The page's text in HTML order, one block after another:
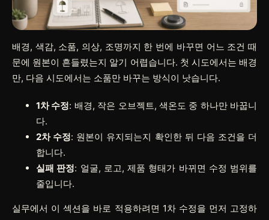
배경, 색감, 소품, 의상, 조명까지 한 번에 바꾸면 어느 조건 때
문에 원본이 흔들렸는지 알기 어렵습니다. 첫 시도에서는 배경
만, 다음 시도에서는 소품만 바꾸는 방식이 낫습니다.
1차 수정: 배경, 작은 오브젝트, 색온도 중 하나만 바꿉니
다.
2차 수정: 원본이 유지되는지 확인한 뒤 다음 조건을 더
합니다.
실패 판정: 얼굴, 로고, 제품 형태가 바뀌면 수정 범위를
줄입니다.
실무에서 이 섹션을 바로 적용하려면 1차 수정을 먼저 고정하